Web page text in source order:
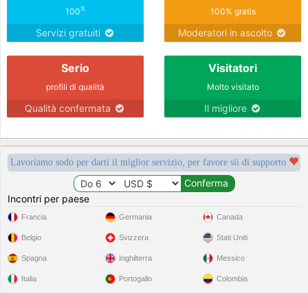
100%
Servizi gratuiti
100% gratis
Moderatori in ascolto
Serio
profili di qualità
Qualità confermata
Visitatori
Molto visitato
Il migliore
Lavoriamo sodo per darti il miglior servizio, per favore sii di supporto
Incontri per paese
Francia
Belgio
Spagna
Italia
Germania
Svizzera
Inghilterra
Portogallo
Canada
Stati Uniti
Messico
Colombia